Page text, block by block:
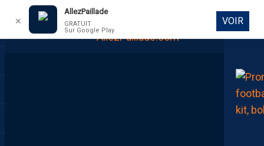
DIRECT
✕
AllezPaillade
GRATUIT
Sur Google Play
VOIR